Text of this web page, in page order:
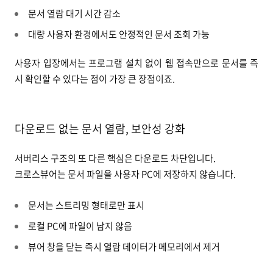
문서 열람 대기 시간 감소
대량 사용자 환경에서도 안정적인 문서 조회 가능
사용자 입장에서는 프로그램 설치 없이 웹 접속만으로 문서를 즉
시 확인할 수 있다는 점이 가장 큰 장점이죠.
다운로드 없는 문서 열람, 보안성 강화
서버리스 구조의 또 다른 핵심은 다운로드 차단입니다.
크로스뷰어는 문서 파일을 사용자 PC에 저장하지 않습니다.
문서는 스트리밍 형태로만 표시
로컬 PC에 파일이 남지 않음
뷰어 창을 닫는 즉시 열람 데이터가 메모리에서 제거